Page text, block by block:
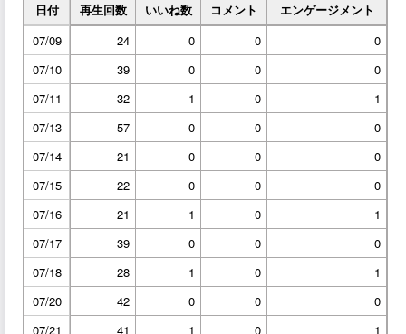
日付
再生回数 いいね数 コメント
エンゲージメント
07/09
24 0 0
0
07/10
39 0 0
0
07/11
32 -1 0
-1
07/13
57 0 0
0
07/14
21 0 0
0
07/15
22 0 0
0
07/16
21 1 0
1
07/17
39 0 0
0
07/18
28 1 0
1
07/20
42 0 0
0
07/21
41 1 0
1